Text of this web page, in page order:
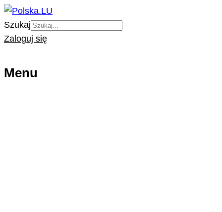
Szukaj
Zaloguj się
Menu